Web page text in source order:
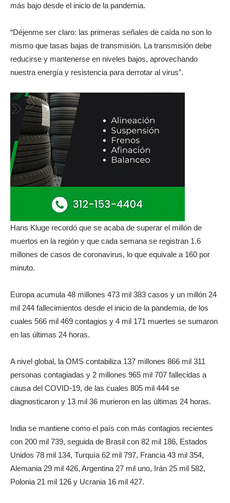
más bajo desde el inicio de la pandemia.
“Déjenme ser claro: las primeras señales de caída no son lo
mismo que tasas bajas de transmisión. La transmisión debe
reducirse y mantenerse en niveles bajos, aprovechando
nuestra energía y resistencia para derrotar al virus”.
Hans Kluge recordó que se acaba de superar el millón de
muertos en la región y que cada semana se registran 1.6
millones de casos de coronavirus, lo que equivale a 160 por
minuto.
Europa acumula 48 millones 473 mil 383 casos y un millón 24
mil 244 fallecimientos desde el inicio de la pandemia, de los
cuales 566 mil 469 contagios y 4 mil 171 muertes se sumaron
en las últimas 24 horas.
A nivel global, la OMS contabiliza 137 millones 866 mil 311
personas contagiadas y 2 millones 965 mil 707 fallecidas a
causa del COVID-19, de las cuales 805 mil 444 se
diagnosticaron y 13 mil 36 murieron en las últimas 24 horas.
India se mantiene como el país con más contagios recientes
con 200 mil 739, seguida de Brasil con 82 mil 186, Estados
Unidos 78 mil 134, Turquía 62 mil 797, Francia 43 mil 354,
Alemania 29 mil 426, Argentina 27 mil uno, Irán 25 mil 582,
Polonia 21 mil 126 y Ucrania 16 mil 427.